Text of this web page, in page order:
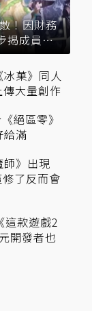
！因財務
揭成員未
菓》同人
大量創作
絕區零》
給滿
師》出現
修了反而會
這款遊戲2
開發者也